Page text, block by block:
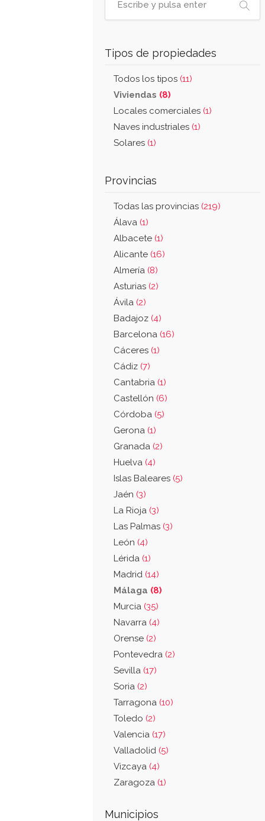
Tipos de propiedades
Todos los tipos (11)
Viviendas (8)
Locales comerciales (1)
Naves industriales (1)
Solares (1)
Provincias
Todas las provincias (219)
Álava (1)
Albacete (1)
Alicante (16)
Almería (8)
Asturias (2)
Ávila (2)
Badajoz (4)
Barcelona (16)
Cáceres (1)
Cádiz (7)
Cantabria (1)
Castellón (6)
Córdoba (5)
Gerona (1)
Granada (2)
Huelva (4)
Islas Baleares (5)
Jaén (3)
La Rioja (3)
Las Palmas (3)
León (4)
Lérida (1)
Madrid (14)
Málaga (8)
Murcia (35)
Navarra (4)
Orense (2)
Pontevedra (2)
Sevilla (17)
Soria (2)
Tarragona (10)
Toledo (2)
Valencia (17)
Valladolid (5)
Vizcaya (4)
Zaragoza (1)
Municipios